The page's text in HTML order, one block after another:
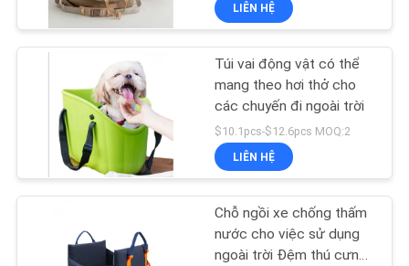
THAM
QUAN
LIÊN
HỆ
CHÚNG
Easy Walk Dog
Leash
39
LIÊN HỆ
Túi vai động vật có thể
mang theo hơi thở cho
các chuyến đi ngoài trời
$10.1pcs-$12.6pcs MOQ:2
LIÊN HỆ
Chỗ ngồi xe chống thấm
nước cho việc sử dụng
ngoài trời Đệm thú cưng